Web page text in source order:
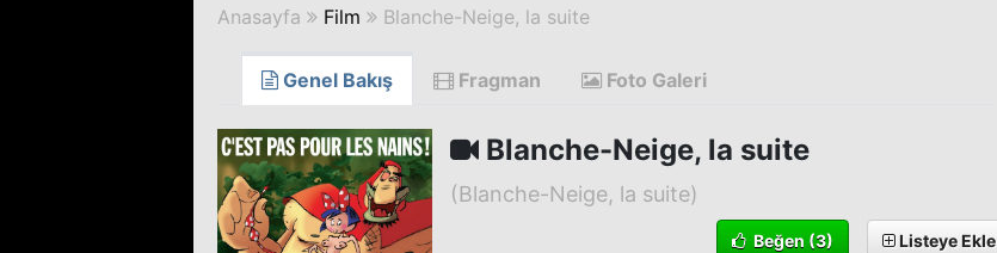
Anasayfa Film Blanche-Neige, la suite
Genel Bakış Fragman Foto Galeri
Blanche-Neige, la suite
(Blanche-Neige, la suite)
Beğen (3) Listeye Ekle